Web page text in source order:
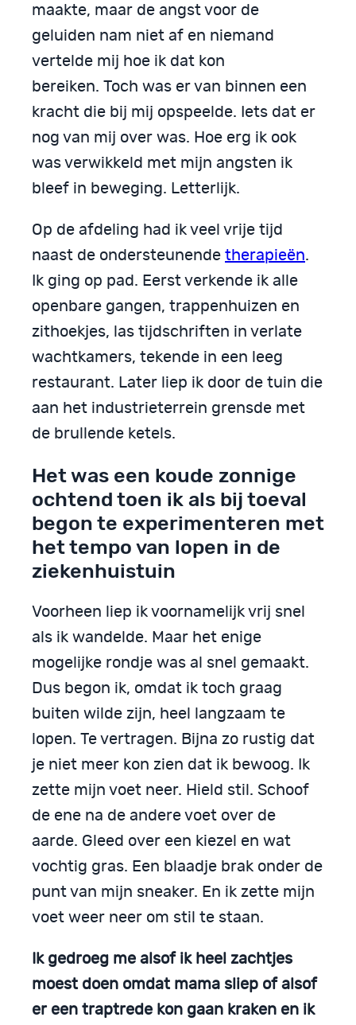
maakte, maar de angst voor de
geluiden nam niet af en niemand
vertelde mij hoe ik dat kon
bereiken. Toch was er van binnen een
kracht die bij mij opspeelde. Iets dat er
nog van mij over was. Hoe erg ik ook
was verwikkeld met mijn angsten ik
bleef in beweging. Letterlijk.
Op de afdeling had ik veel vrije tijd
naast de ondersteunende therapieën.
Ik ging op pad. Eerst verkende ik alle
openbare gangen, trappenhuizen en
zithoekjes, las tijdschriften in verlate
wachtkamers, tekende in een leeg
restaurant. Later liep ik door de tuin die
aan het industrieterrein grensde met
de brullende ketels.
Het was een koude zonnige
ochtend toen ik als bij toeval
begon te experimenteren met
het tempo van lopen in de
ziekenhuistuin
Voorheen liep ik voornamelijk vrij snel
als ik wandelde. Maar het enige
mogelijke rondje was al snel gemaakt.
Dus begon ik, omdat ik toch graag
buiten wilde zijn, heel langzaam te
lopen. Te vertragen. Bijna zo rustig dat
je niet meer kon zien dat ik bewoog. Ik
zette mijn voet neer. Hield stil. Schoof
de ene na de andere voet over de
aarde. Gleed over een kiezel en wat
vochtig gras. Een blaadje brak onder de
punt van mijn sneaker. En ik zette mijn
voet weer neer om stil te staan.
Ik gedroeg me alsof ik heel zachtjes
moest doen omdat mama sliep of alsof
er een traptrede kon gaan kraken en ik